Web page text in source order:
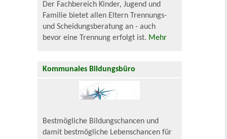
Der Fachbereich Kinder, Jugend und
Familie bietet allen Eltern Trennungs-
und Scheidungsberatung an - auch
bevor eine Trennung erfolgt ist. Mehr
Kommunales Bildungsbüro
Bestmögliche Bildungschancen und
damit bestmögliche Lebenschancen für